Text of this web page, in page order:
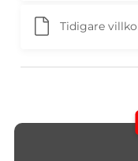
Tidigare